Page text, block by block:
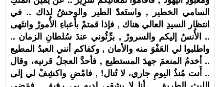
السامي الخطير , واستَعدّ الطير والوحشُ لذاك .. في
انتظار السيدِ العالي هناك , فإذا قمتمْ بأَعباءِ الأُمورْ وانتَهى
.. الأُنسُ إليكم والسرورْ , برِّئُوني عندَ سُلطانِ الزمان ..
واطلبوا لي العَفْوَ منه والأمان , وكفاكم أنني العبدُ المطيع
.. أخدمُ المنعمَ جهدَ المستطيع , فأحدَّ العجلُ قرنيه، وقال
.. أَنت مُنذُ اليومِ جاري، لا تُنال! , فامْضِ واكشِفْ لي إلى